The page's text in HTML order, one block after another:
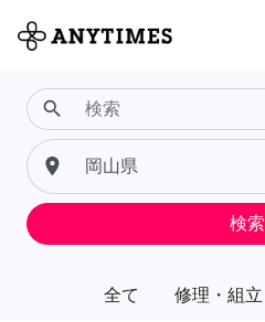
全て 修理・組立
search
place
検索